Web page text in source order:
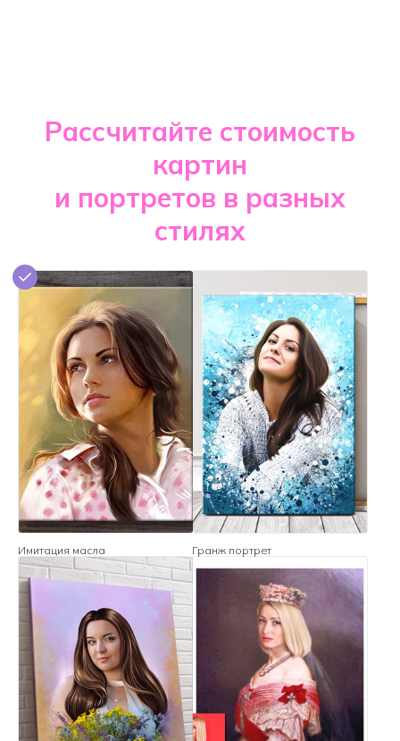
Рассчитайте стоимость
картин
и портретов в разных
стилях
Имитация масла Гранж портрет